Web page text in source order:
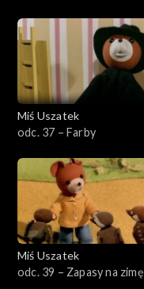
Miś Uszatek
odc. 37 – Farby
Miś Uszatek
odc. 39 – Zapasy na zimę